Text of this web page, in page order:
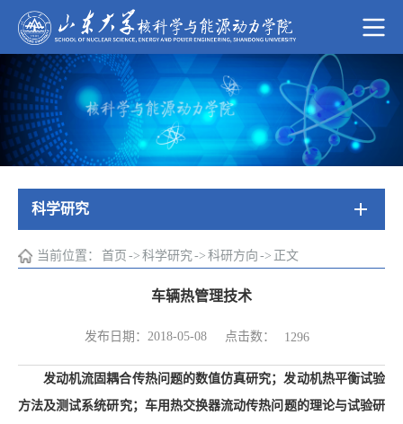
科学研究
当前位置： 首页 -> 科学研究-> 科研方向 -> 正文
车辆热管理技术
发布日期：2018-05-08 点击数： 1296
发动机流固耦合传热问题的数值仿真研究；发动机热平衡试验
方法及测试系统研究；车用热交换器流动传热问题的理论与试验研